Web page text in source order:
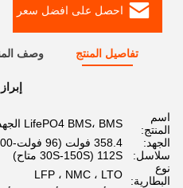
احصل على افضل سعر
تفاصيل المنتج وصف
اسم
المنتج:
LifePO4 BMS، BMS الجهد العالي، UPS BMS، تتابع BMS،
الجهد:
358.4 فولت (96 فولت-500 فولت متاحة)
سلاسل:
112S (30S-150S متاح)
نوع
البطارية:
LFP ، NMC ، LTO